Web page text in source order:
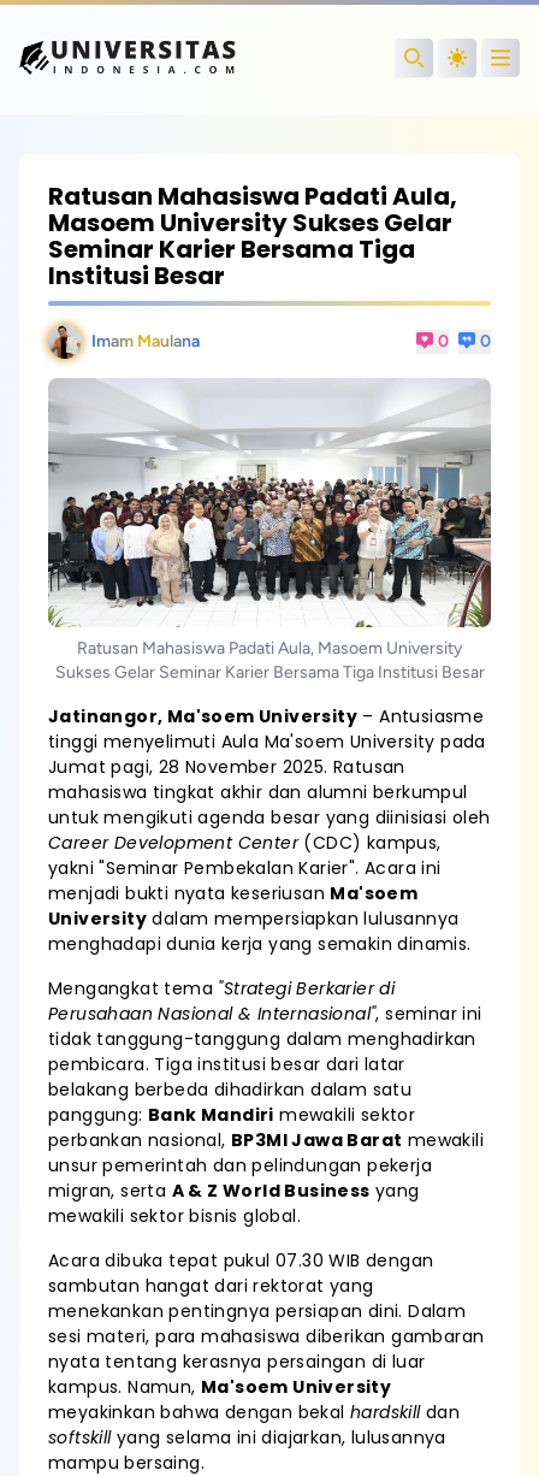
Search
Ratusan Mahasiswa Padati Aula,
Masoem University Sukses Gelar
Seminar Karier Bersama Tiga
Institusi Besar
Imam Maulana 0 0
Ratusan Mahasiswa Padati Aula, Masoem University
Sukses Gelar Seminar Karier Bersama Tiga Institusi Besar
Jatinangor, Ma'soem University – Antusiasme
tinggi menyelimuti Aula Ma'soem University pada
Jumat pagi, 28 November 2025. Ratusan
mahasiswa tingkat akhir dan alumni berkumpul
untuk mengikuti agenda besar yang diinisiasi oleh
Career Development Center(CDC) kampus,
yakni "Seminar Pembekalan Karier". Acara ini
menjadi bukti nyata keseriusan Ma'soem
University dalam mempersiapkan lulusannya
menghadapi dunia kerja yang semakin dinamis.
Mengangkat tema "Strategi Berkarier di
Perusahaan Nasional & Internasional", seminar ini
tidak tanggung-tanggung dalam menghadirkan
pembicara. Tiga institusi besar dari latar
belakang berbeda dihadirkan dalam satu
panggung: Bank Mandiri mewakili sektor
perbankan nasional, BP3MI Jawa Barat mewakili
unsur pemerintah dan pelindungan pekerja
migran, serta A & Z World Business yang
mewakili sektor bisnis global.
Acara dibuka tepat pukul 07.30 WIB dengan
sambutan hangat dari rektorat yang
menekankan pentingnya persiapan dini. Dalam
sesi materi, para mahasiswa diberikan gambaran
nyata tentang kerasnya persaingan di luar
kampus. Namun, Ma'soem University
meyakinkan bahwa dengan bekal hardskilldan
softskillyang selama ini diajarkan, lulusannya
mampu bersaing.